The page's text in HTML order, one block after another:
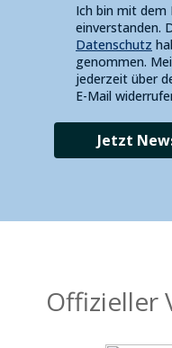
Ich bin mit
einverstanden.
Datenschutz
genommen.
jederzeit über
E-Mail
Jetzt
Offizieller